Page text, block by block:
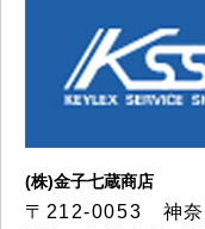
(株)金子七蔵商店
〒212-0053 神奈